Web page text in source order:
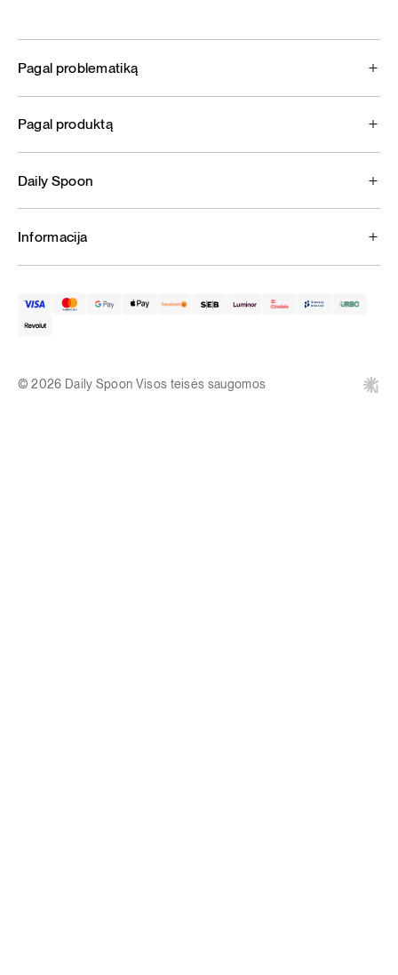
Pagal problematiką
Pagal produktą
Daily Spoon
Informacija
© 2026 Daily Spoon Visos teisės saugomos